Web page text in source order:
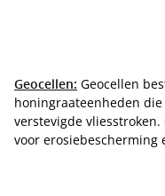
Geocellen: Geocellen
honingraateenheden
verstevigde
voor erosiebescherming